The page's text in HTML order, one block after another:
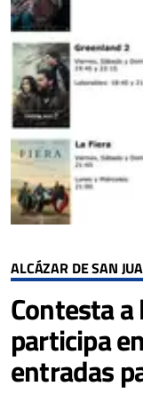
ALCÁZAR DE SAN
Contesta
participa
entradas